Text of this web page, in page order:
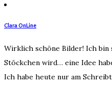
Clara OnLine
Wirklich schöne Bilder! Ich bin
Stöckchen wird… eine Idee
Ich habe heute nur am